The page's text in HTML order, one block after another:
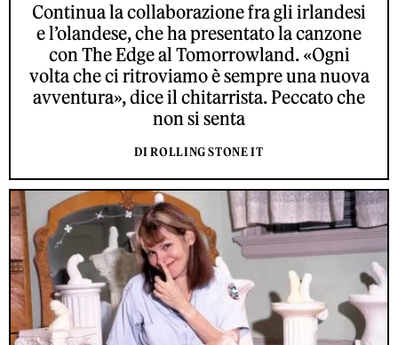
Continua la collaborazione fra gli irlandesi
e l’olandese, che ha presentato la canzone
con The Edge al Tomorrowland. «Ogni
volta che ci ritroviamo è sempre una nuova
avventura», dice il chitarrista. Peccato che
non si senta
DI ROLLING STONE IT